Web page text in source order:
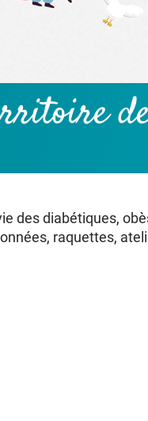
des diabétiques,
raquettes,